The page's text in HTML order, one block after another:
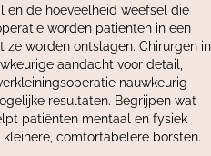
en de hoeveelheid weefsel die
worden patiënten in een
worden ontslagen. Chirurgen in
aandacht voor detail,
nauwkeurig
resultaten. Begrijpen wat
patiënten mentaal en fysiek
comfortabelere borsten.